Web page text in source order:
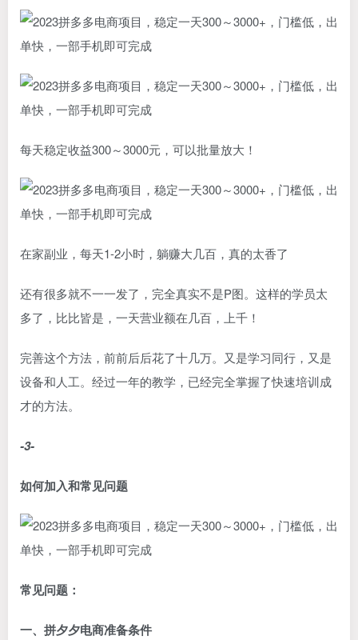
每天稳定收益300～3000元，可以批量放大！
在家副业，每天1-2小时，躺赚大几百，真的太香了
还有很多就不一一发了，完全真实不是P图。这样的学员太
多了，比比皆是，一天营业额在几百，上千！
完善这个方法，前前后后花了十几万。又是学习同行，又是
设备和人工。经过一年的教学，已经完全掌握了快速培训成
才的方法。
-3-
如何加入和常见问题
常见问题：
一、拼夕夕电商准备条件